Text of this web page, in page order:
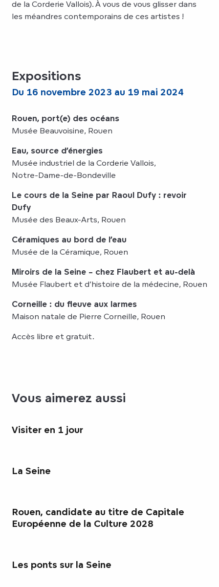
de la Corderie Vallois). À vous de vous glisser dans
les méandres contemporains de ces artistes !
Expositions
Du 16 novembre 2023 au 19 mai 2024
Rouen, port(e) des océans
Musée Beauvoisine, Rouen
Eau, source d’énergies
Musée industriel de la Corderie Vallois,
Notre-Dame-de-Bondeville
Le cours de la Seine par Raoul Dufy : revoir
Dufy
Musée des Beaux-Arts, Rouen
Céramiques au bord de l’eau
Musée de la Céramique, Rouen
Miroirs de la Seine – chez Flaubert et au-delà
Musée Flaubert et d’histoire de la médecine, Rouen
Corneille : du fleuve aux larmes
Maison natale de Pierre Corneille, Rouen
Accès libre et gratuit.
Vous aimerez aussi
Visiter en 1 jour
La Seine
Rouen, candidate au titre de Capitale
Européenne de la Culture 2028
Les ponts sur la Seine